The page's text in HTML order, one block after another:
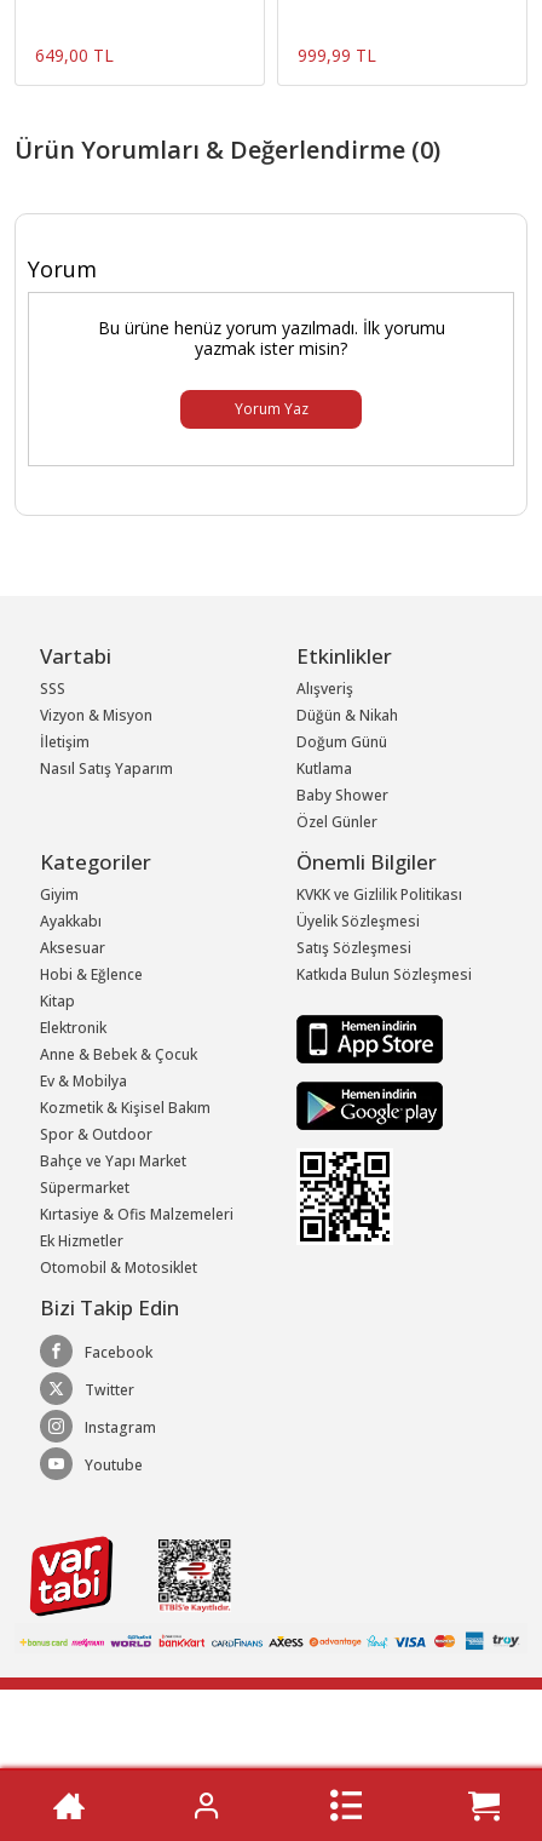
649,00 TL 999,99 TL
Ürün Yorumları & Değerlendirme (0)
Yorum
Bu ürüne henüz yorum yazılmadı. İlk yorumu
yazmak ister misin?
Yorum Yaz
Vartabi
SSS
Vizyon & Misyon
İletişim
Nasıl Satış Yaparım
Etkinlikler
Alışveriş
Düğün & Nikah
Doğum Günü
Kutlama
Baby Shower
Özel Günler
Kategoriler
Giyim
Ayakkabı
Aksesuar
Hobi & Eğlence
Kitap
Elektronik
Anne & Bebek & Çocuk
Ev & Mobilya
Kozmetik & Kişisel Bakım
Spor & Outdoor
Bahçe ve Yapı Market
Süpermarket
Kırtasiye & Ofis Malzemeleri
Ek Hizmetler
Otomobil & Motosiklet
Önemli Bilgiler
KVKK ve Gizlilik Politikası
Üyelik Sözleşmesi
Satış Sözleşmesi
Katkıda Bulun Sözleşmesi
Bizi Takip Edin
Facebook
Twitter
Instagram
Youtube